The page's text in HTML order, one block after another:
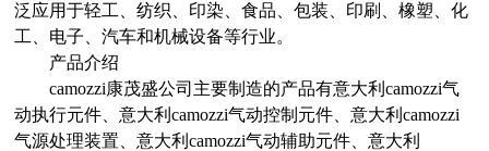
泛应用于轻工、纺织、印染、食品、包装、印刷、橡塑、化
工、电子、汽车和机械设备等行业。
产品介绍
camozzi康茂盛公司主要制造的产品有意大利camozzi气
动执行元件、意大利camozzi气动控制元件、意大利camozzi
气源处理装置、意大利camozzi气动辅助元件、意大利